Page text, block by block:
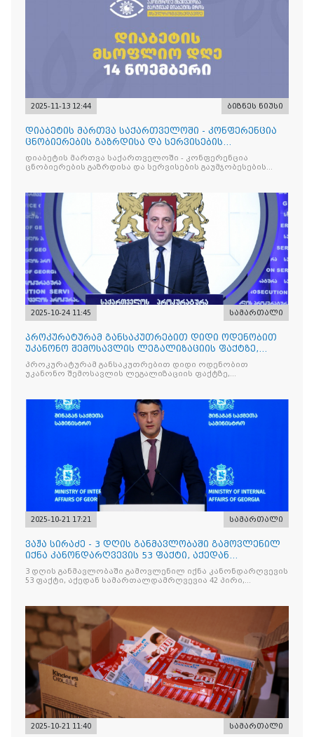
2025-11-13 12:44 ბიზნეს ნიუსი
დიაბეტის მართვა საქართველოში - კონფერენცია
ცნობიერების გაზრდისა და სერვისების
გაუმჯობესების მიზნით
დიაბეტის მართვა საქართველოში - კონფერენცია
ცნობიერების გაზრდისა და სერვისების გაუმჯობესების
2025-10-24 11:45 სამართალი
პროკურატურამ განსაკუთრებით დიდი ოდენობით
უკანონო შემოსავლის ლეგალიზაციის ფაქტზე,
საქართველოს ყოფილ პ
პროკურატურამ განსაკუთრებით დიდი ოდენობით
უკანონო შემოსავლის ლეგალიზაციის ფაქტზე,
2025-10-21 17:21 სამართალი
ვაჟა სირაძე - 3 დღის განმავლობაში გამოვლენილ
იქნა კანონდარღვევის 53 ფაქტი, აქედან
სამართალდამრღვევია
3 დღის განმავლობაში გამოვლენილ იქნა კანონდარღვევის
53 ფაქტი, აქედან სამართალდამრღვევია 42 პირი,
2025-10-21 11:40 სამართალი